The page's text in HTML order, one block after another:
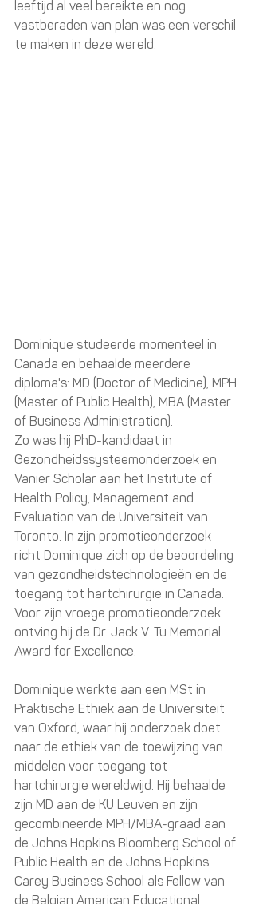
leeftijd al veel bereikte en nog
vastberaden van plan was een verschil
te maken in deze wereld.
Dominique studeerde momenteel in
Canada en behaalde meerdere
diploma's: MD (Doctor of Medicine), MPH
(Master of Public Health), MBA (Master
of Business Administration).
Zo was hij PhD-kandidaat in
Gezondheidssysteemonderzoek en
Vanier Scholar aan het Institute of
Health Policy, Management and
Evaluation van de Universiteit van
Toronto. In zijn promotieonderzoek
richt Dominique zich op de beoordeling
van gezondheidstechnologieën en de
toegang tot hartchirurgie in Canada.
Voor zijn vroege promotieonderzoek
ontving hij de Dr. Jack V. Tu Memorial
Award for Excellence.
Dominique werkte aan een MSt in
Praktische Ethiek aan de Universiteit
van Oxford, waar hij onderzoek doet
naar de ethiek van de toewijzing van
middelen voor toegang tot
hartchirurgie wereldwijd. Hij behaalde
zijn MD aan de KU Leuven en zijn
gecombineerde MPH/MBA-graad aan
de Johns Hopkins Bloomberg School of
Public Health en de Johns Hopkins
Carey Business School als Fellow van
de Belgian American Educational